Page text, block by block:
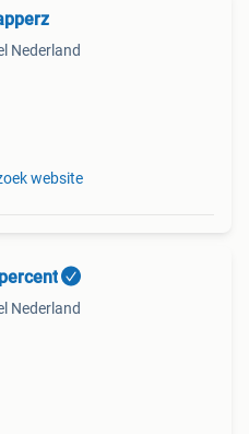
Nederland
website
Nederland